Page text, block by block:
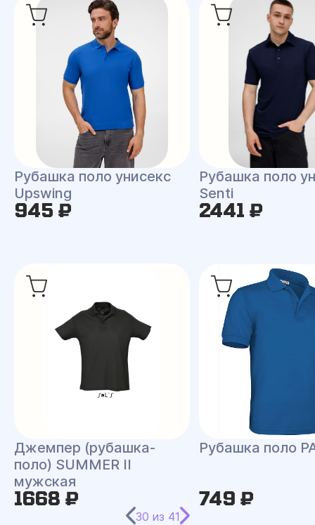
Рубашка поло унисекс
Upswing
945 ₽
Рубашка поло
Senti
2441 ₽
Джемпер (рубашка-
поло) SUMMER II
мужская
1668 ₽
Рубашка поло
749 ₽
30 из 41